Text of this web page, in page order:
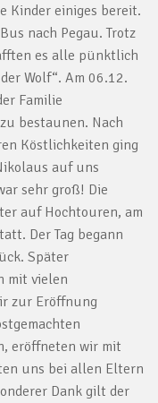
Kinder einiges bereit.
nach Pegau. Trotz
es alle pünktlich
Wolf“. Am 06.12.
Familie
bestaunen. Nach
Köstlichkeiten ging
auf uns
sehr groß! Die
auf Hochtouren, am
Der Tag begann
Später
mit vielen
zur Eröffnung
eröffneten wir mit
uns bei allen Eltern
Dank gilt der